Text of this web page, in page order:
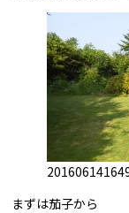
まずは茄子から